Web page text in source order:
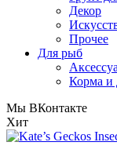
Декор
Прочее
Для рыб
Корма и
Мы ВКонтакте
Хит